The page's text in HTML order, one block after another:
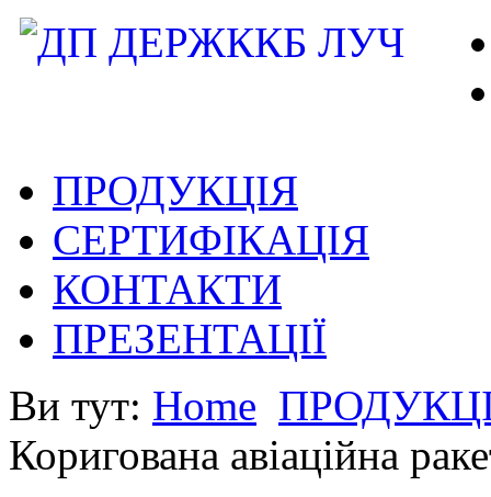
ПРОДУКЦІЯ
СЕРТИФІКАЦІЯ
КОНТАКТИ
ПРЕЗЕНТАЦІЇ
Ви тут: Home
Коригована авіаційна